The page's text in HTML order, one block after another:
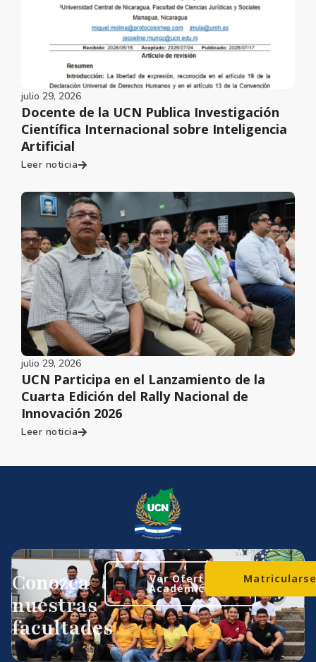
julio 29, 2026
Docente de la UCN Publica Investigación
Científica Internacional sobre Inteligencia
Artificial
Leer noticia
julio 29, 2026
UCN Participa en el Lanzamiento de la
Cuarta Edición del Rally Nacional de
Innovación 2026
Leer noticia
Conozca
nuestras
facultades
Ver Oferta
Académica